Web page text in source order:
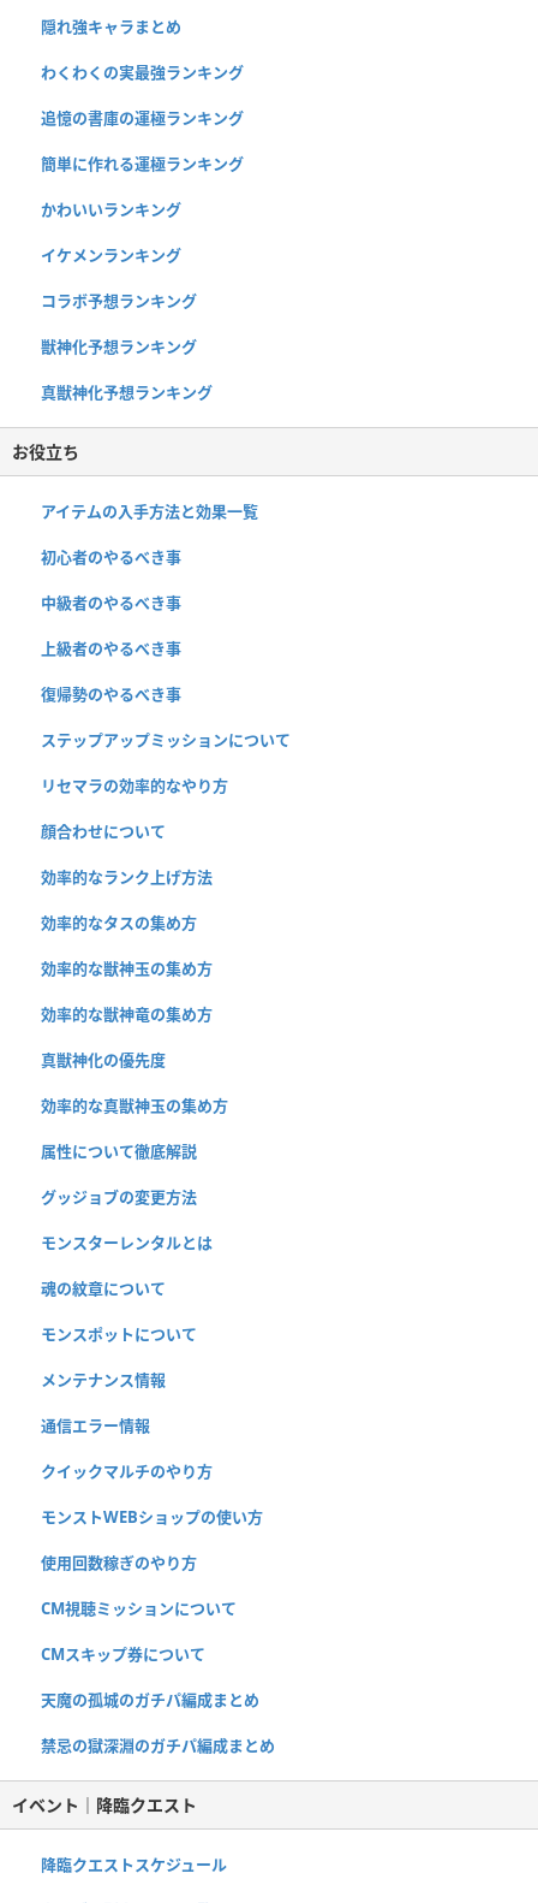
隠れ強キャラまとめ
わくわくの実最強ランキング
追憶の書庫の運極ランキング
簡単に作れる運極ランキング
かわいいランキング
イケメンランキング
コラボ予想ランキング
獣神化予想ランキング
真獣神化予想ランキング
お役立ち
アイテムの入手方法と効果一覧
初心者のやるべき事
中級者のやるべき事
上級者のやるべき事
復帰勢のやるべき事
ステップアップミッションについて
リセマラの効率的なやり方
顔合わせについて
効率的なランク上げ方法
効率的なタスの集め方
効率的な獣神玉の集め方
効率的な獣神竜の集め方
真獣神化の優先度
効率的な真獣神玉の集め方
属性について徹底解説
グッジョブの変更方法
モンスターレンタルとは
魂の紋章について
モンスポットについて
メンテナンス情報
通信エラー情報
クイックマルチのやり方
モンストWEBショップの使い方
使用回数稼ぎのやり方
CM視聴ミッションについて
CMスキップ券について
天魔の孤城のガチパ編成まとめ
禁忌の獄深淵のガチパ編成まとめ
イベント｜降臨クエスト
降臨クエストスケジュール